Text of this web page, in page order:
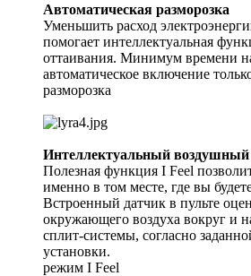
Автоматическая разморозка
Уменьшить расход
помогает интеллектуальная
оттаивания. Минимум времени
автоматическое включение
разморозка
Интеллектуальный воздушный
Полезная функция I Feel
именно в том месте, где вы
Встроенный датчик в пульте
окружающего воздуха вокруг и
сплит-системы, согласно
установки.
режим I Feel